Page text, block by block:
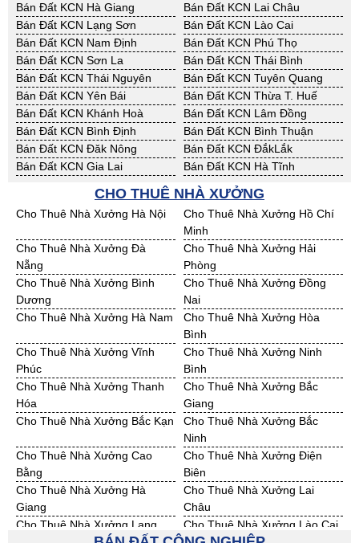
Bán Đất KCN Hà Giang
Bán Đất KCN Lai Châu
Bán Đất KCN Lạng Sơn
Bán Đất KCN Lào Cai
Bán Đất KCN Nam Định
Bán Đất KCN Phú Thọ
Bán Đất KCN Sơn La
Bán Đất KCN Thái Bình
Bán Đất KCN Thái Nguyên
Bán Đất KCN Tuyên Quang
Bán Đất KCN Yên Bái
Bán Đất KCN Thừa T. Huế
Bán Đất KCN Khánh Hoà
Bán Đất KCN Lâm Đồng
Bán Đất KCN Bình Định
Bán Đất KCN Bình Thuận
Bán Đất KCN Đăk Nông
Bán Đất KCN ĐắkLắk
Bán Đất KCN Gia Lai
Bán Đất KCN Hà Tĩnh
Bán Đất KCN Kon Tum
Bán Đất KCN Nghệ An
Bán Đất KCN Ninh Thuận
Bán Đất KCN Phú Yên
Bán Đất KCN Quảng Nam
Bán Đất KCN Quảng Ngãi
Bán Đất KCN Bà Rịa - VT
Bán Đất KCN Cần Thơ
Bán Đất KCN An Giang
Bán Đất KCN Bạc Liêu
Bán Đất KCN Bến Tre
Bán Đất KCN Bình Phước
Bán Đất KCN Cà Mau
Bán Đất KCN Đồng Tháp
Bán Đất KCN Hậu Giang
Bán Đất KCN Long An
Bán Đất KCN Sóc Trăng
Bán Đất KCN Tây Ninh
Bán Đất KCN Tiền Giang
Bán Đất KCN Trà Vinh
Bán Đất KCN Vĩnh Long
Bán Đất KCN Hải Dương
Bán Đất KCN Hưng Yên
Bán Đất KCN Quảng Ninh
CHO THUÊ NHÀ XƯỞNG
Cho Thuê Nhà Xưởng Hà Nội
Cho Thuê Nhà Xưởng Hồ Chí
Minh
Cho Thuê Nhà Xưởng Đà
Nẵng
Cho Thuê Nhà Xưởng Hải
Phòng
Cho Thuê Nhà Xưởng Bình
Dương
Cho Thuê Nhà Xưởng Đồng
Nai
Cho Thuê Nhà Xưởng Hà Nam
Cho Thuê Nhà Xưởng Hòa
Bình
Cho Thuê Nhà Xưởng Vĩnh
Phúc
Cho Thuê Nhà Xưởng Ninh
Bình
Cho Thuê Nhà Xưởng Thanh
Hóa
Cho Thuê Nhà Xưởng Bắc
Giang
Cho Thuê Nhà Xưởng Bắc Kạn
Cho Thuê Nhà Xưởng Bắc
Ninh
Cho Thuê Nhà Xưởng Cao
Bằng
Cho Thuê Nhà Xưởng Điện
Biên
Cho Thuê Nhà Xưởng Hà
Giang
Cho Thuê Nhà Xưởng Lai
Châu
Cho Thuê Nhà Xưởng Lạng
Cho Thuê Nhà Xưởng Lào Cai